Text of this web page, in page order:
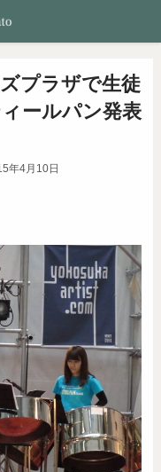
プラザで生徒
ールパン発表
年4月10日